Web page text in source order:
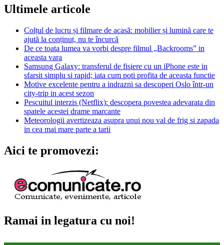
Ultimele articole
Colțul de lucru și filmare de acasă: mobilier și lumină care te
ajută la conținut, nu te încurcă
De ce toata lumea va vorbi despre filmul „Backrooms” in
aceasta vara
Samsung Galaxy: transferul de fisiere cu un iPhone este in
sfarsit simplu si rapid; iata cum poti profita de aceasta functie
Motive excelente pentru a indrazni sa descoperi Oslo într-un
city-trip in acest sezon
Pescuitul interzis (Netflix): descopera povestea adevarata din
spatele acestei drame marcante
Meteorologii avertizeaza asupra unui nou val de frig si zapada
in cea mai mare parte a tarii
Aici te promovezi:
Ramai in legatura cu noi!